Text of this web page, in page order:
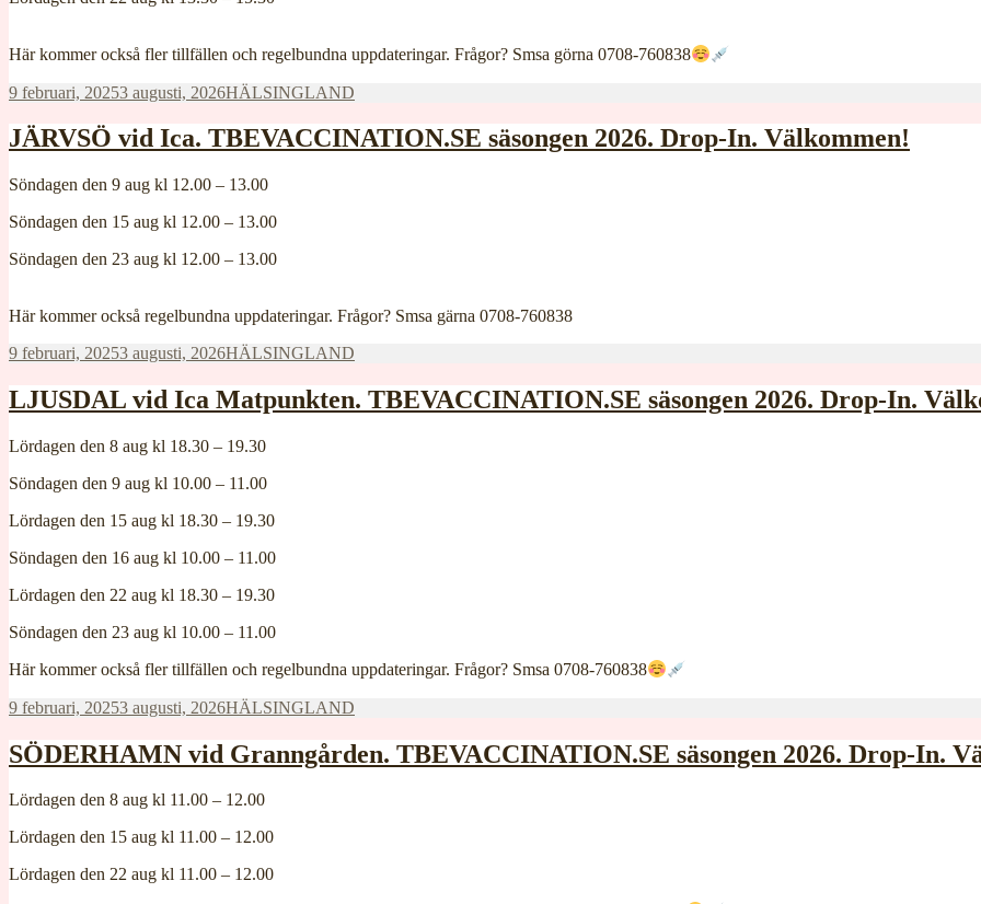
Här kommer också fler tillfällen och regelbundna uppdateringar. Frågor? Smsa görna 0708-760838
Postat
9 februari, 20253 augusti, 2026Kategorier
HÄLSINGLAND
JÄRVSÖ vid Ica. TBEVACCINATION.SE säsongen 2026. Drop-In. Välkommen!
Söndagen den 9 aug kl 12.00 – 13.00
Söndagen den 15 aug kl 12.00 – 13.00
Söndagen den 23 aug kl 12.00 – 13.00
Här kommer också regelbundna uppdateringar. Frågor? Smsa gärna 0708-760838
Postat
9 februari, 20253 augusti, 2026Kategorier
HÄLSINGLAND
LJUSDAL vid Ica Matpunkten. TBEVACCINATION.SE säsongen 2026. Drop-In.
Lördagen den 8 aug kl 18.30 – 19.30
Söndagen den 9 aug kl 10.00 – 11.00
Lördagen den 15 aug kl 18.30 – 19.30
Söndagen den 16 aug kl 10.00 – 11.00
Lördagen den 22 aug kl 18.30 – 19.30
Söndagen den 23 aug kl 10.00 – 11.00
Här kommer också fler tillfällen och regelbundna uppdateringar. Frågor? Smsa 0708-760838
Postat
9 februari, 20253 augusti, 2026Kategorier
HÄLSINGLAND
SÖDERHAMN vid Granngården. TBEVACCINATION.SE säsongen 2026. Drop-In.
Lördagen den 8 aug kl 11.00 – 12.00
Lördagen den 15 aug kl 11.00 – 12.00
Lördagen den 22 aug kl 11.00 – 12.00